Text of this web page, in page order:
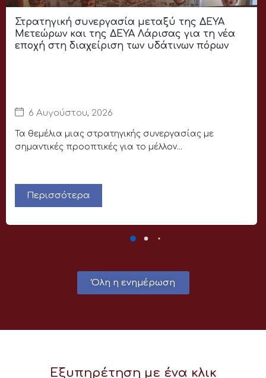
Στρατηγική συνεργασία μεταξύ της ΔΕΥΑ
Μετεώρων και της ΔΕΥΑ Λάρισας για τη νέα
εποχή στη διαχείριση των υδάτινων πόρων
6 Αυγούστου, 2026
Τα θεμέλια μιας στρατηγικής συνεργασίας με
σημαντικές προοπτικές για το μέλλον...
Περισσότερα
Όλη η ενημέρωση
Εξυπηρέτηση με ένα κλικ